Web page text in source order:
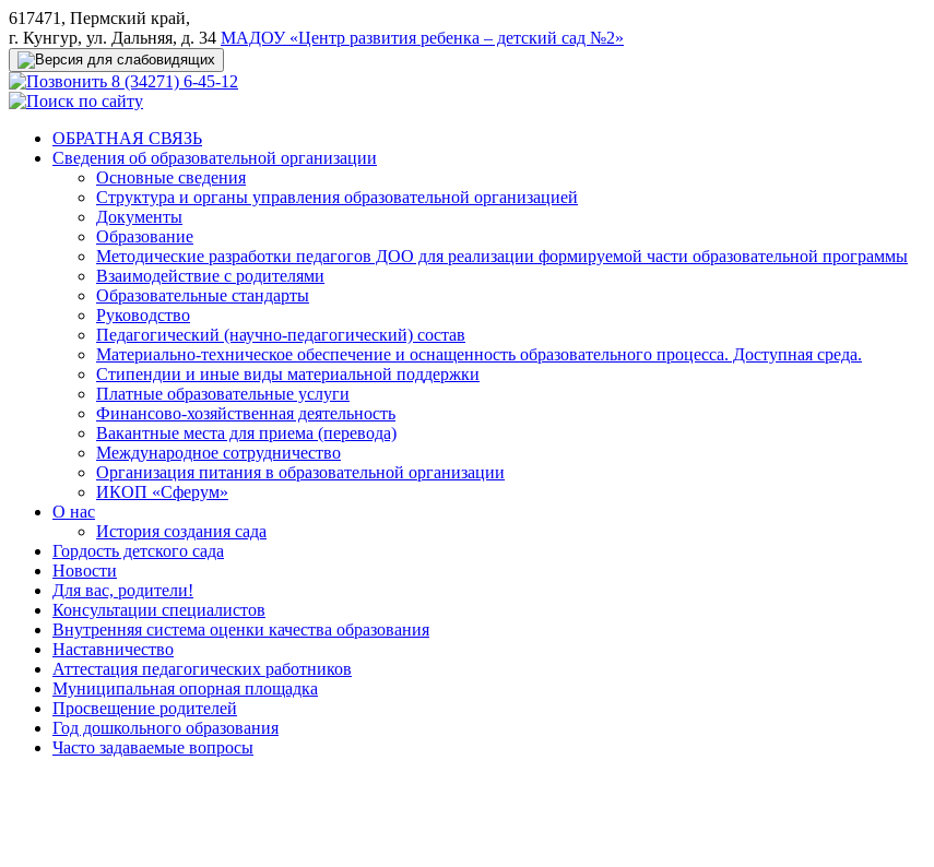
617471, Пермский край,
г. Кунгур, ул. Дальняя, д. 34 МАДОУ «Центр развития ребенка – детский сад №2»
8 (34271) 6-45-12
ОБРАТНАЯ СВЯЗЬ
Сведения об образовательной организации
Основные сведения
Структура и органы управления образовательной организацией
Документы
Образование
Методические разработки педагогов ДОО для реализации формируемой части образовательной программы
Взаимодействие с родителями
Образовательные стандарты
Руководство
Педагогический (научно-педагогический) состав
Материально-техническое обеспечение и оснащенность образовательного процесса. Доступная среда.
Стипендии и иные виды материальной поддержки
Платные образовательные услуги
Финансово-хозяйственная деятельность
Вакантные места для приема (перевода)
Международное сотрудничество
Организация питания в образовательной организации
ИКОП «Сферум»
О нас
История создания сада
Гордость детского сада
Новости
Для вас, родители!
Консультации специалистов
Внутренняя система оценки качества образования
Наставничество
Аттестация педагогических работников
Муниципальная опорная площадка
Просвещение родителей
Год дошкольного образования
Часто задаваемые вопросы